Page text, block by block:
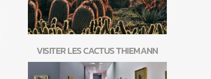
VISITER LES CACTUS THIEMANN